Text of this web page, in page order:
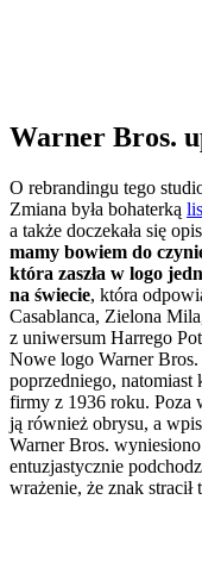
Warner Bros.
O rebrandingu tego
Zmiana była bohaterką
a także doczekała się
mamy bowiem do
która zaszła w logo
na świecie, która
Casablanca, Zielona
z uniwersum Harrego
Nowe logo Warner Bros.
poprzedniego, natomiast
firmy z 1936 roku. Poza
ją również obrysu, a
Warner Bros.
entuzjastycznie
wrażenie, że znak stracił